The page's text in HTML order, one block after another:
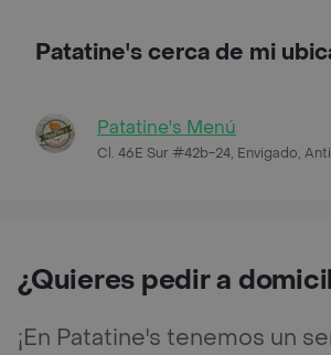
Patatine's cerca de mi
Patatine's Menú
Cl. 46E Sur #42b-24, Envigado,
¿Quieres pedir a
¡En Patatine's tenemos un